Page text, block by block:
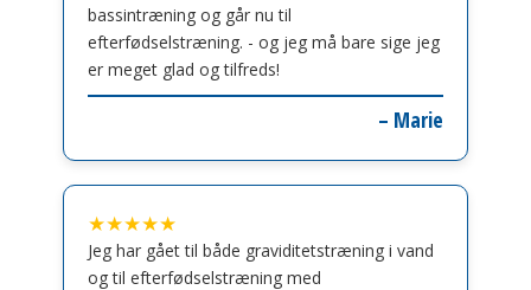
bassintræning og går nu til
efterfødselstræning. - og jeg må bare sige jeg
er meget glad og tilfreds!
– Marie
★★★★★
Jeg har gået til både graviditetstræning i vand
og til efterfødselstræning med